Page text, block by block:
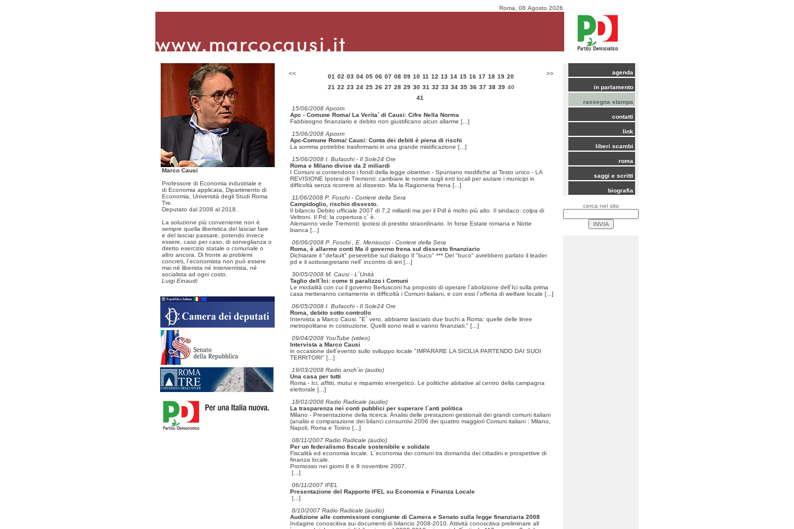
Roma, 08 Agosto 2026
Marco Causi
Professore di Economia industriale e
di Economia applicata, Dipartimento di
Economia, Università degli Studi Roma
Tre.
Deputato dal 2008 al 2018.
La soluzione più conveniente non è
sempre quella liberistica del lasciar fare
e del lasciar passare, potendo invece
essere, caso per caso, di sorveglianza o
diretto esercizio statale o comunale o
altro ancora. Di fronte ai problemi
concreti, l´economista non può essere
mai né liberista né interventista, né
socialista ad ogni costo.
Luigi Einaudi
<< 01 02 03 04 05 06 07 08 09 10 11 12 13 14 15 16 17 18 19 20
21 22 23 24 25 26 27 28 29 30 31 32 33 34 35 36 37 38 39 40
41
>>
15/06/2008 Apcom
Apc - Comune Roma/ La Verita´ di Causi: Cifre Nella Norma
Fabbisogno finanziario e debito non giustificano alcun allarme [...]
15/06/2008 Apcom
Apc-Comune Roma/ Causi: Conta dei debiti è piena di rischi
La somma potrebbe trasformarsi in una grande mistificazione [...]
15/06/2008 I. Bufacchi - Il Sole24 Ore
Roma e Milano divise da 2 miliardi
I Comuni si contendono i fondi della legge obiettivo - Spuntano modifiche al Testo unico - LA
REVISIONE Ipotesi di Tremonti: cambiare le norme sugli enti locali per aiutare i municipi in
difficoltà senza ricorrere al dissesto. Ma la Ragioneria frena [...]
11/06/2008 P. Foschi - Corriere della Sera
Campidoglio, rischio dissesto.
Il bilancio Debito ufficiale 2007 di 7,2 miliardi ma per il Pdl è molto più alto. Il sindaco: colpa di
Veltroni. Il Pd: la copertura c´ è.
Alemanno vede Tremonti: ipotesi di prestito straordinario. In forse Estate romana e Notte
bianca [...]
06/06/2008 P. Foschi , E. Menicucci - Corriere della Sera
Roma, è allarme conti Ma il governo frena sul dissesto finanziario
Dichiarare il "default" peserebbe sul dialogo Il "buco" *** Del "buco" avrebbero parlato il leader
pd e il sottosegretario nell´ incontro di ieri [...]
30/05/2008 M. Causi - L´Unità
Taglio dell´Ici: come ti paralizzo i Comuni
Le modalità con cui il governo Berlusconi ha proposto di operare l´abolizione dell´Ici sulla prima
casa metteranno certamente in difficoltà i Comuni italiani, e con essi l´offerta di welfare locale [...]
06/05/2008 I. Bufacchi - Il Sole24 Ore
Roma, debito sotto controllo
Intervista a Marco Causi. "E´ vero, abbiamo lasciato due buchi a Roma: quelle delle linee
metropolitane in costruzione. Quelli sono reali e vanno finanziati." [...]
09/04/2008 YouTube (video)
Intervista a Marco Causi
in occasione dell´evento sullo sviluppo locale "IMPARARE LA SICILIA PARTENDO DAI SUOI
TERRITORI" [...]
19/03/2008 Radio anch´io (audio)
Una casa per tutti
Roma - Ici, affitti, mutui e risparmio energetico. Le politiche abitative al centro della campagna
elettorale [...]
18/01/2008 Radio Radicale (audio)
La trasparenza nei conti pubblici per superare l´anti politica
Milano - Presentazione della ricerca: Analisi delle prestazioni gestionali dei grandi comuni italiani
(analisi e comparazione dei bilanci consuntivi 2006 dei quattro maggiori Comuni italiani : Milano,
Napoli, Roma e Torino [...]
08/11/2007 Radio Radicale (audio)
Per un federalismo fiscale sostenibile e solidale
Fiscalità ed economia locale. L´economia dei comuni tra domanda dei cittadini e prospettive di
finanza locale.
Promosso nei giorni 8 e 9 novembre 2007.
[...]
06/11/2007 IFEL
Presentazione del Rapporto IFEL su Economia e Finanza Locale
[...]
8/10/2007 Radio Radicale (audio)
Audizione alle commissioni congiunte di Camera e Senato sulla legge finanziaria 2008
Indagine conoscitiva sui documenti di bilancio 2008-2010. Attività conoscitiva preliminare all
agenda
in parlamento
rassegna stampa
contatti
link
liberi scambi
roma
saggi e scritti
biografia
cerca nel sito